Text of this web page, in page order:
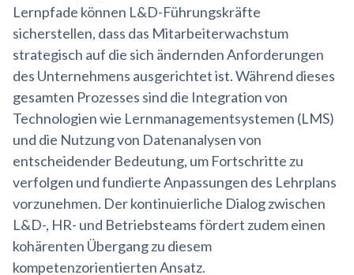
Lernpfade können L&D-Führungskräfte
sicherstellen, dass das Mitarbeiterwachstum
strategisch auf die sich ändernden Anforderungen
des Unternehmens ausgerichtet ist. Während dieses
gesamten Prozesses sind die Integration von
Technologien wie Lernmanagementsystemen (LMS)
und die Nutzung von Datenanalysen von
entscheidender Bedeutung, um Fortschritte zu
verfolgen und fundierte Anpassungen des Lehrplans
vorzunehmen. Der kontinuierliche Dialog zwischen
L&D-, HR- und Betriebsteams fördert zudem einen
kohärenten Übergang zu diesem
kompetenzorientierten Ansatz.